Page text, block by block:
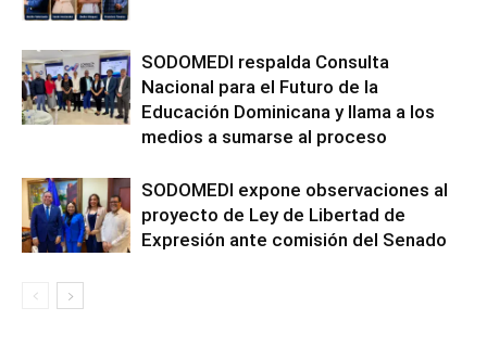
SODOMEDI respalda Consulta
Nacional para el Futuro de la
Educación Dominicana y llama a los
medios a sumarse al proceso
SODOMEDI expone observaciones al
proyecto de Ley de Libertad de
Expresión ante comisión del Senado